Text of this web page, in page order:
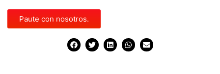
Paute con nosotros.